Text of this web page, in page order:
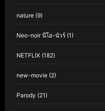
nature (9)
Neo-noir นีโอ-นัวร์ (1)
NETFLIX (182)
new-movie (2)
Parody (21)